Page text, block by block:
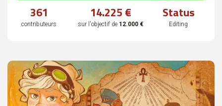
complété
361
contributeurs
14.225 €
sur l'objectif de 12.000 €
Status
Editing